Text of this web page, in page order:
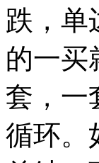
跌，单
的一买
套，一
循环。